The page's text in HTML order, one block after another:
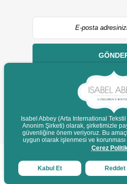
© 2022 isabelabbey.com -
Destek
Isabel Abbey (Arta International
Anonim Şirketi) olarak, şirketimizle
güvenliğine önem veriyoruz. Bu
uygun olarak işlenmesi ve
Çerez
Kabul Et Reddet